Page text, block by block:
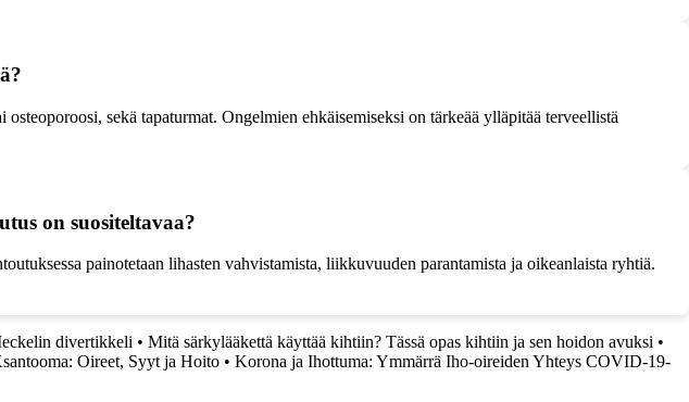
sekä tapaturmat. Ongelmien ehkäisemiseksi on tärkeää ylläpitää terveellistä
on suositeltavaa?
painotetaan lihasten vahvistamista, liikkuvuuden parantamista ja oikeanlaista ryhtiä.
divertikkeli • Mitä särkylääkettä käyttää kihtiin? Tässä opas kihtiin ja sen hoidon avuksi •
Oireet, Syyt ja Hoito • Korona ja Ihottuma: Ymmärrä Iho-oireiden Yhteys COVID-19-